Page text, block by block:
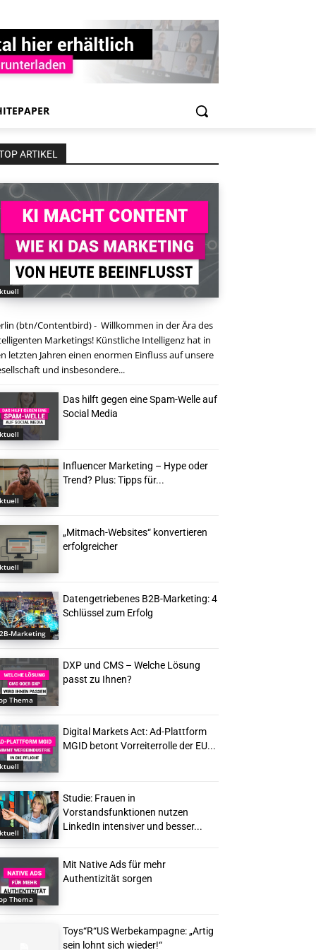
ARTIKEL
(btn/Contentbird) - Willkommen in der Ära des
Marketings! Künstliche Intelligenz hat in
letzten Jahren einen enormen Einfluss auf unsere
und insbesondere...
Das hilft gegen eine Spam-Welle auf
Social Media
Influencer Marketing – Hype oder
Trend? Plus: Tipps für...
„Mitmach-Websites“ konvertieren
erfolgreicher
Marketing
Datengetriebenes B2B-Marketing: 4
Schlüssel zum Erfolg
Thema
DXP und CMS – Welche Lösung
passt zu Ihnen?
Digital Markets Act: Ad-Plattform
MGID betont Vorreiterrolle der EU...
Studie: Frauen in
Vorstandsfunktionen nutzen
LinkedIn intensiver und besser...
Thema
Mit Native Ads für mehr
Authentizität sorgen
Toys“R“US Werbekampagne: „Artig
sein lohnt sich wieder!“